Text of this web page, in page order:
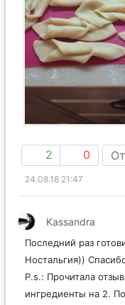
2 0
24.08.18 21:47
Kassandra
Последний раз
Ностальгия))
P.s.: Прочитала
ингредиенты на 2.